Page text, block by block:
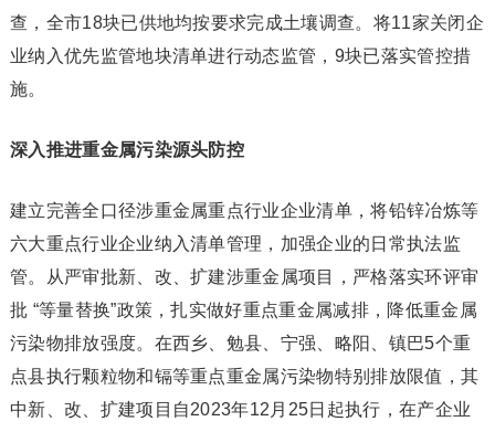
查，全市18块已供地均按要求完成土壤调查。将11家关闭企
业纳入优先监管地块清单进行动态监管，9块已落实管控措
施。
深入推进重金属污染源头防控
建立完善全口径涉重金属重点行业企业清单，将铅锌冶炼等
六大重点行业企业纳入清单管理，加强企业的日常执法监
管。从严审批新、改、扩建涉重金属项目，严格落实环评审
批 “等量替换”政策，扎实做好重点重金属减排，降低重金属
污染物排放强度。在西乡、勉县、宁强、略阳、镇巴5个重
点县执行颗粒物和镉等重点重金属污染物特别排放限值，其
中新、改、扩建项目自2023年12月25日起执行，在产企业